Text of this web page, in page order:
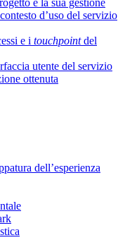
e la sua gestione
d’uso del servizio
e i touchpointdel
utente del servizio
ottenuta
dell’esperienza